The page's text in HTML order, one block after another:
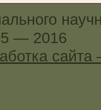
— 2016